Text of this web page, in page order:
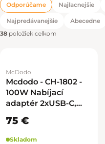
Radenie
Odporúčame Najlacnejšie
Najpredávanejšie
Abecedne
38 položiek celkom
McDodo
Mcdodo - CH-1802 -
100W Nabíjací
adaptér 2xUSB-C,
USB-C kábel - čierna
75 €
Skladom